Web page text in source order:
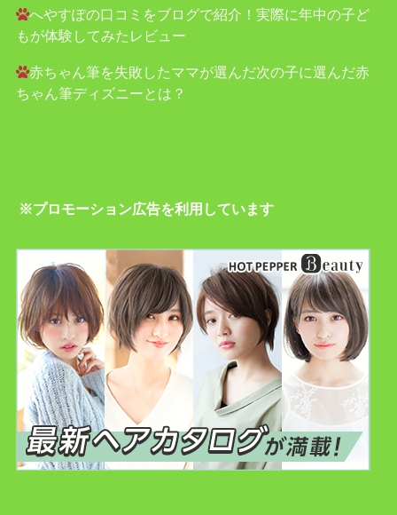
へやすぽの口コミをブログで紹介！実際に年中の子ど
もが体験してみたレビュー
赤ちゃん筆を失敗したママが選んだ次の子に選んだ赤
ちゃん筆ディズニーとは？
※プロモーション広告を利用しています